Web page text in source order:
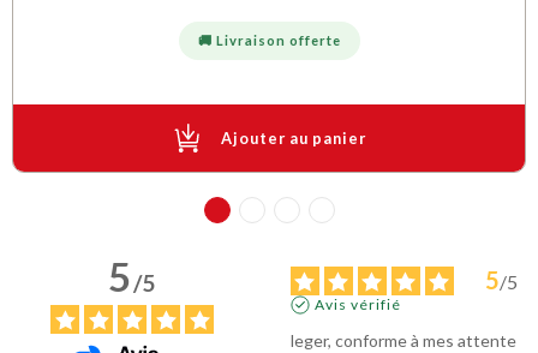
🚚 Livraison offerte
Ajouter au panier
5/5 5/5
Avis vérifié
leger, conforme à mes attente